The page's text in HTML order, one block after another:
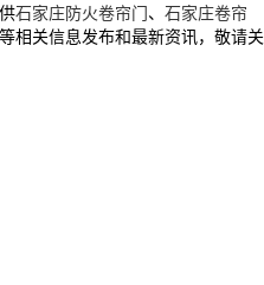
石家庄防火卷帘门、 石家庄卷帘
等相关信息发布和最新资讯，敬请关